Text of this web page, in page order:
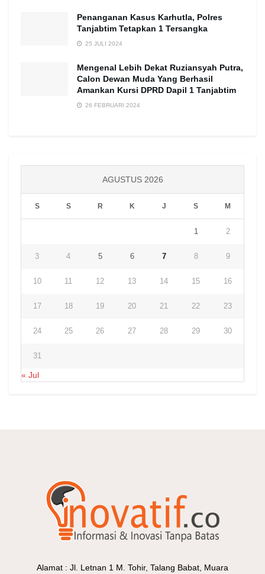
Penanganan Kasus Karhutla, Polres
Tanjabtim Tetapkan 1 Tersangka
25 JULI 2024
Mengenal Lebih Dekat Ruziansyah Putra,
Calon Dewan Muda Yang Berhasil
Amankan Kursi DPRD Dapil 1 Tanjabtim
26 FEBRUARI 2024
AGUSTUS 2026
S S R K J S M
1 2
3 4 5 6 7 8 9
10 11 12 13 14 15 16
17 18 19 20 21 22 23
24 25 26 27 28 29 30
31
« Jul
Alamat : Jl. Letnan 1 M. Tohir, Talang Babat, Muara